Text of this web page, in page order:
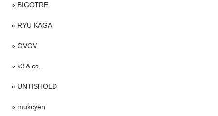
BIGOTRE
RYU KAGA
GVGV
k3＆co.
UNTISHOLD
mukcyen